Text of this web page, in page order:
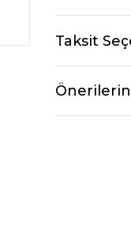
Taksit